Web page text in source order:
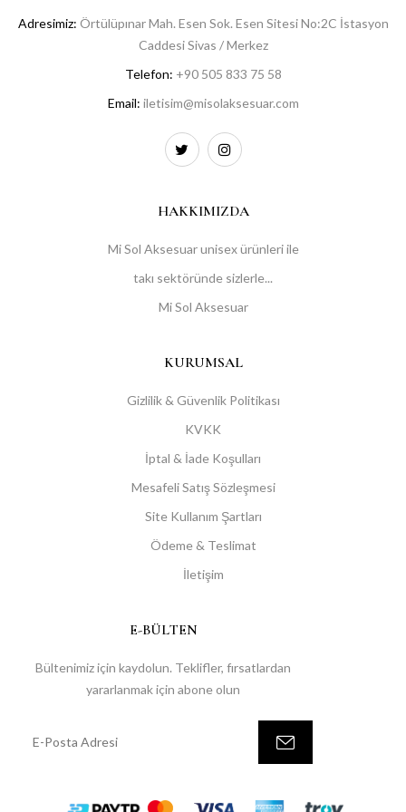
Adresimiz: Örtülüpınar Mah. Esen Sok. Esen Sitesi No:2C İstasyon
Caddesi Sivas / Merkez
Telefon: +90 505 833 75 58
Email: iletisim@misolaksesuar.com
HAKKIMIZDA
Mi Sol Aksesuar unisex ürünleri ile
takı sektöründe sizlerle...
Mi Sol Aksesuar
KURUMSAL
Gizlilik & Güvenlik Politikası
KVKK
İptal & İade Koşulları
Mesafeli Satış Sözleşmesi
Site Kullanım Şartları
Ödeme & Teslimat
İletişim
E-BÜLTEN
Bültenimiz için kaydolun. Teklifler, fırsatlardan
yararlanmak için abone olun